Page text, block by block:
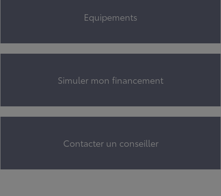
Equipements
Simuler mon financement
Contacter un conseiller